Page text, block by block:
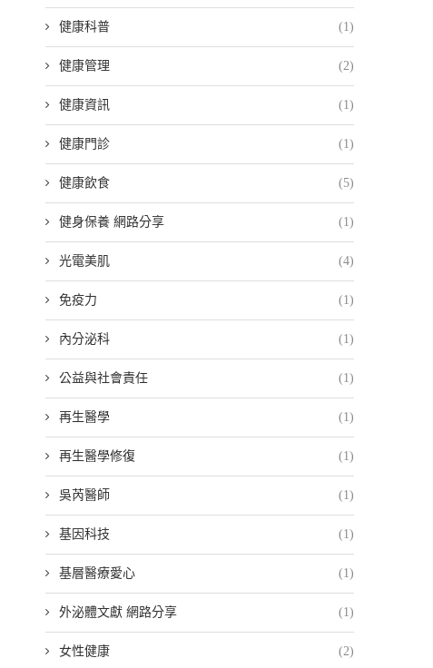
健康科普 (1)
健康管理 (2)
健康資訊 (1)
健康門診 (1)
健康飲食 (5)
健身保養 網路分享 (1)
光電美肌 (4)
免疫力 (1)
內分泌科 (1)
公益與社會責任 (1)
再生醫學 (1)
再生醫學修復 (1)
吳芮醫師 (1)
基因科技 (1)
基層醫療愛心 (1)
外泌體文獻 網路分享 (1)
女性健康 (2)